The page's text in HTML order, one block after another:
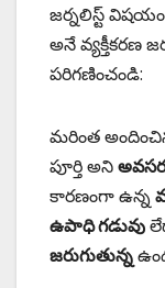
జర్నలిస్ట్
అనే వ్యక్తీకరణ
పరిగణించండి:
మరింత
పూర్తి అని
కారణంగా ఉన్న
ఉపాధి గడువు
జరుగుతున్న